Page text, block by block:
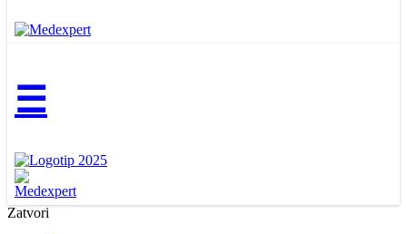
☰
Zatvori